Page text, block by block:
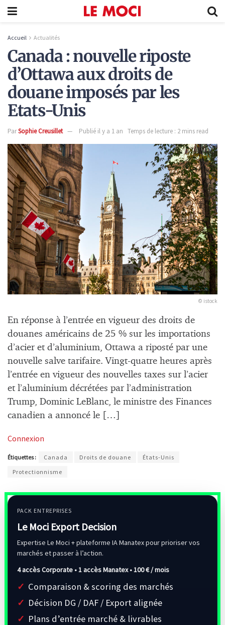
Accueil Actualités
Canada : nouvelle riposte
d’Ottawa aux droits de
douane imposés par les
Etats-Unis
ParSophie Creusillet Publié il y a 1 an Temps de lecture : 2 mins read
© istock
En réponse à l’entrée en vigueur des droits de
douanes américains de 25 % sur les importations
d’acier et d’aluminium, Ottawa a riposté par une
nouvelle salve tarifaire. Vingt-quatre heures après
l’entrée en vigueur des nouvelles taxes sur l’acier
et l’aluminium décrétées par l’administration
Trump, Dominic LeBlanc, le ministre des Finances
canadien a annoncé le […]
Connexion
Étiquettes : Canada Droits de douane
États-Unis
Protectionnisme
PACK ENTREPRISES
Le Moci Export Decision
Expertise Le Moci + plateforme IA Manatex pour prioriser vos
marchés et passer à l’action.
4 accès Corporate • 1 accès Manatex •100 € / mois
Comparaison & scoring des marchés
Décision DG / DAF / Export alignée
Plans d’entrée marché & livrables